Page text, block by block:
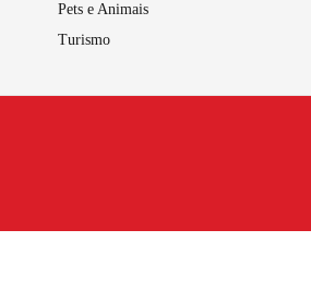
Pets e Animais
Turismo